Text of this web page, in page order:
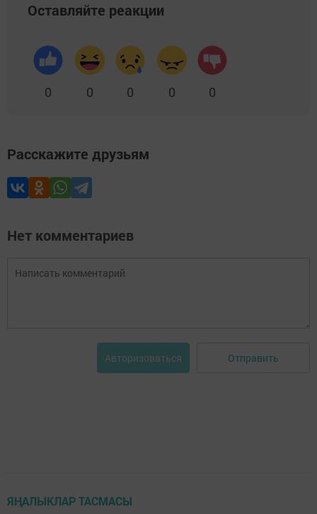
Оставляйте реакции
0 0 0 0 0
Расскажите друзьям
Нет комментариев
Авторизоваться Отправить
ЯҢАЛЫКЛАР ТАСМАСЫ